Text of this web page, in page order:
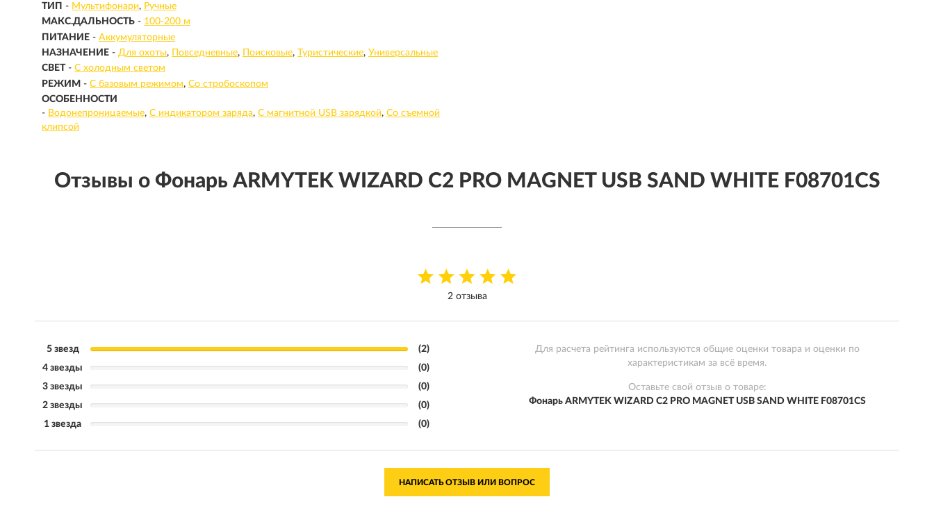
ТИП - Мультифонари
Ручные
МАКС.ДАЛЬНОСТЬ - 100-200 м
ПИТАНИЕ - Аккумуляторные
НАЗНАЧЕНИЕ - Для охоты Повседневные Поисковые Туристические Универсальные
СВЕТ - С холодным светом
РЕЖИМ - С базовым режимом Со стробоскопом
ОСОБЕННОСТИ
- Водонепроницаемые С индикатором заряда С магнитной USB зарядкой Со съемной
клипсой
Отзывы о Фонарь ARMYTEK WIZARD C2 PRO MAGNET USB SAND WHITE F08701CS
2 отзыва
5 звезд
(2)
4 звезды
(0)
3 звезды
(0)
2 звезды
(0)
1 звезда
(0)
Для расчета рейтинга используются общие оценки товара и оценки по
характеристикам за всё время.
Оставьте свой отзыв о товаре:
Фонарь ARMYTEK WIZARD C2 PRO MAGNET USB SAND WHITE F08701CS
НАПИСАТЬ ОТЗЫВ ИЛИ ВОПРОС